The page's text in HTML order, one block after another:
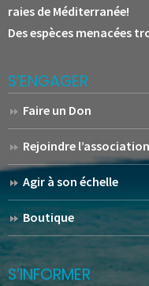
raies de Méditerranée!
Des espèces menacées
S’ENGAGER
Faire un Don
Rejoindre l’association
Agir à son échelle
Boutique
S’INFORMER